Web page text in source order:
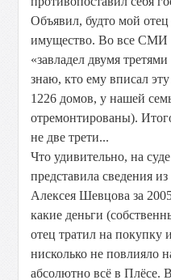
Объявил, будто мой отец
имущество. Во все СМИ
«завладел двумя
знаю, кто ему вписал
1226 домов, у нашей
отремонтированы).
не две трети...
Что удивительно, на
представила сведения
Алексея Шевцова за
какие деньги
отец тратил на покупку
нисколько не повлияло
абсолютно всё в Плёсе.